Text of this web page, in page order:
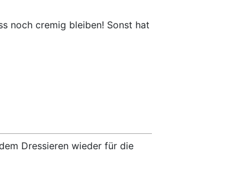
noch cremig bleiben! Sonst hat
Dressieren wieder für die